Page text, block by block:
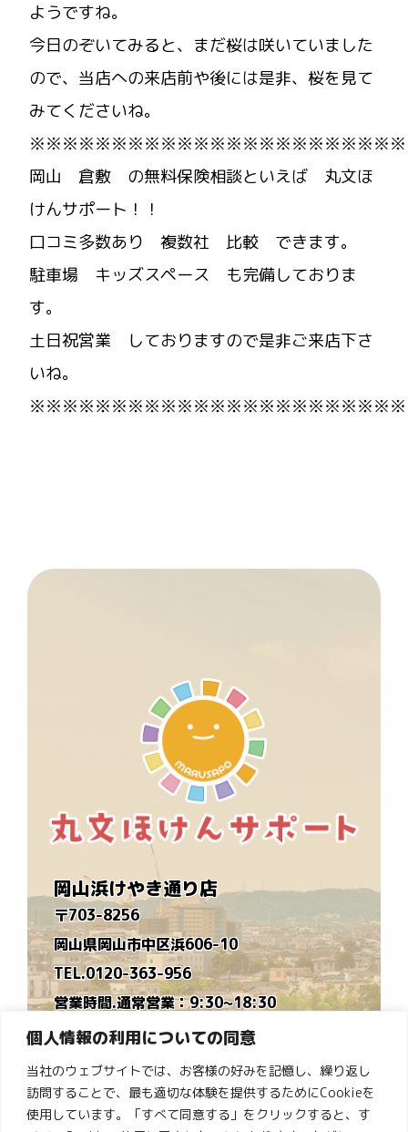
個人情報の利用についての同意
当社のウェブサイトでは、お客様の好みを記憶し、繰り返し
訪問することで、最も適切な体験を提供するためにCookieを
使用しています。「すべて同意する」をクリックすると、す
ようですね。
今日のぞいてみると、まだ桜は咲いていました
ので、当店への来店前や後には是非、桜を見て
みてくださいね。
岡山 倉敷 の無料保険相談といえば 丸文ほ
けんサポート！！
口コミ多数あり 複数社 比較 できます。
駐車場 キッズスペース も完備しておりま
す。
土日祝営業 しておりますので是非ご来店下さ
いね。
岡山浜けやき通り店
〒703-8256
岡山県岡山市中区浜606-10
TEL.0120-363-956
営業時間.通常営業：9:30~18:30
時短営業：9:30~16:30
※毎月営業カレンダーを作ります
定休日.水曜日
ゆめタウン倉敷店